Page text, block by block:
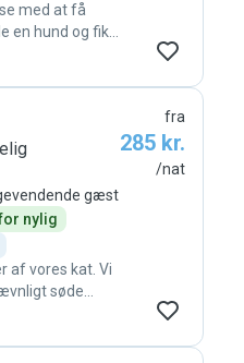
med at få
en hund og fik
igen. Det har
og vil
gæst
nylig
af vores kat. Vi
søde
af deres dag.
fra
285 kr.
/nat